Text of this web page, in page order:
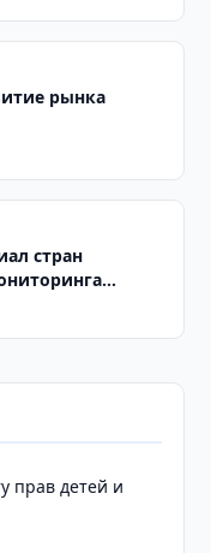
рынка
стран
прав детей и